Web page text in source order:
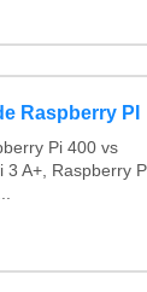
Raspberry PI
Pi 400 vs
3 A+, Raspberry